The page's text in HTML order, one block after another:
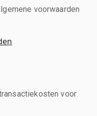
voorwaarden
voor